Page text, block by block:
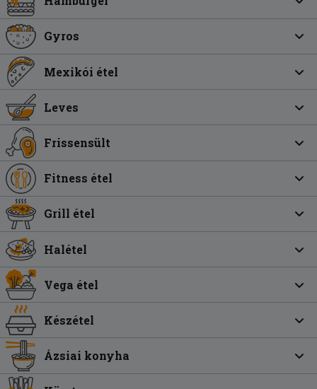
Gyros
Mexikói étel
Leves
Frissensült
Fitness étel
Grill étel
Halétel
Vega étel
Készétel
Ázsiai konyha